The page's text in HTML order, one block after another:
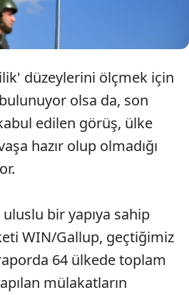
düzeylerini ölçmek için
olsa da, son
edilen görüş, ülke
hazır olup olmadığı
bir yapıya sahip
WIN/Gallup, geçtiğimiz
64 ülkede toplam
mülakatların